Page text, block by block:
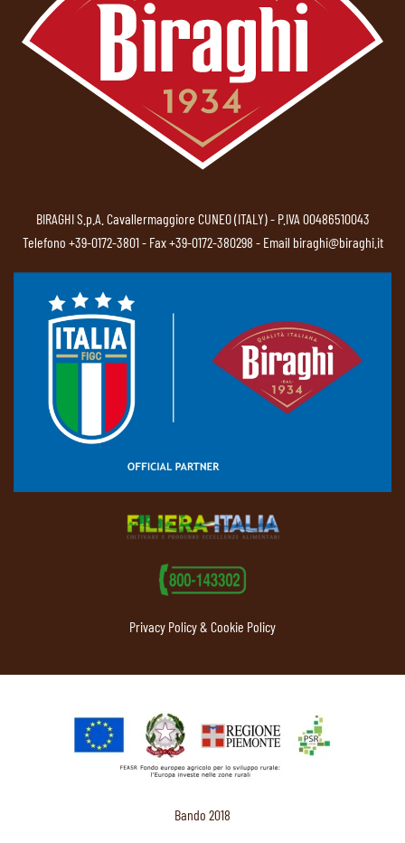
BIRAGHI S.p.A. Cavallermaggiore CUNEO (ITALY) - P.IVA 00486510043
Telefono +39-0172-3801- Fax +39-0172-380298 - Email biraghi@biraghi.it
Privacy Policy & Cookie Policy
Bando 2018